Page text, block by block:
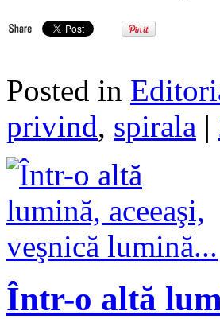
Posted in
privind, spirala |
Într-o altă